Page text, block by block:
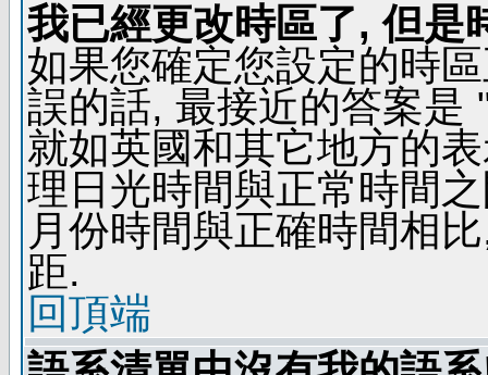
我已經更改時區了, 但是
如果您確定您設定的時
誤的話, 最接近的答案是
就如英國和其它地方的
理日光時間與正常時間
月份時間與正確時間相
距.
回頂端